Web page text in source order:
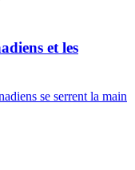
et les
se serrent la main